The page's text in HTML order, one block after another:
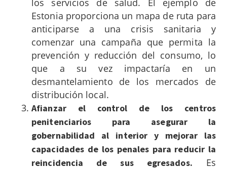
Estonia proporciona un mapa de ruta para
anticiparse a una crisis sanitaria y
comenzar una campaña que permita la
prevención y reducción del consumo, lo
que a su vez impactaría en un
desmantelamiento de los mercados de
distribución local.
Afianzar el control de los centros
penitenciarios para asegurar la
gobernabilidad al interior y mejorar las
capacidades de los penales para reducir la
reincidencia de sus egresados. Es